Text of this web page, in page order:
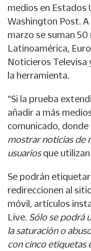
medios en Estados
Washington Post.
marzo se suman
Latinoamérica,
Noticieros Televisa
la herramienta.
“Si la prueba
añadir a más
comunicado, donde
mostrar noticias de
usuarios que
Se podrán
redireccionen al
móvil, artículos
Live. Sólo se podrá
la saturación o
con cinco etiquetas